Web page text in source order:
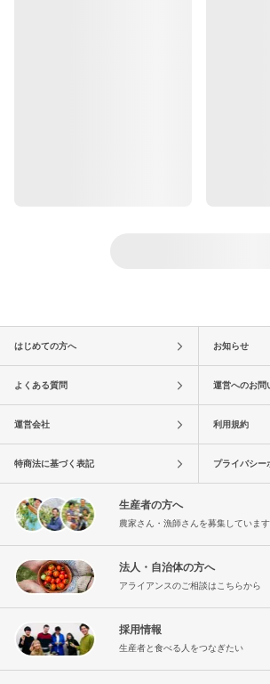
はじめての方へ お知らせ
よくある質問 運営へのお問
運営会社 利用規約
特商法に基づく表記 プライバシー
生産者の方へ
農家さん・漁師さんを募集していま
法人・自治体の方へ
アライアンスのご相談はこちらから
採用情報
生産者と食べる人をつなぎたい